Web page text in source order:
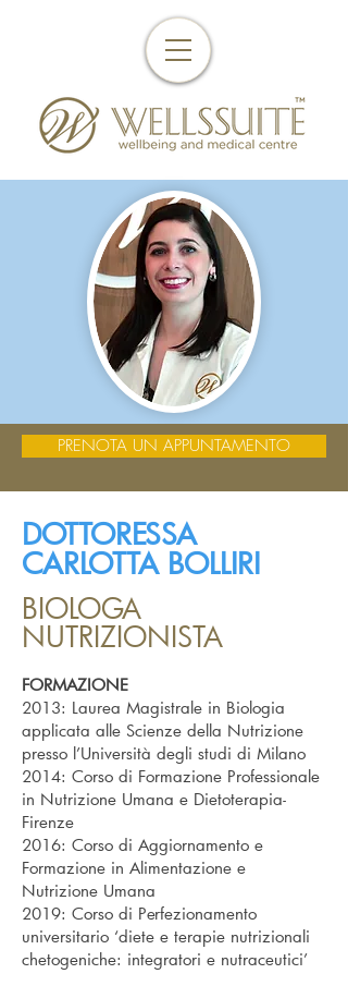
PRENOTA UN APPUNTAMENTO
DOTTORESSA
CARLOTTA BOLLIRI
BIOLOGA
NUTRIZIONISTA
FORMAZIONE
2013: Laurea Magistrale in Biologia
applicata alle Scienze della Nutrizione
presso l’Università degli studi di Milano
2014: Corso di Formazione Professionale
in Nutrizione Umana e Dietoterapia-
Firenze
2016: Corso di Aggiornamento e
Formazione in Alimentazione e
Nutrizione Umana
2019: Corso di Perfezionamento
universitario ‘diete e terapie nutrizionali
chetogeniche: integratori e nutraceutici’